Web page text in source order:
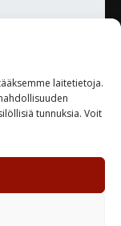
laitetietoja.
tunnuksia. Voit
TUTUSTU